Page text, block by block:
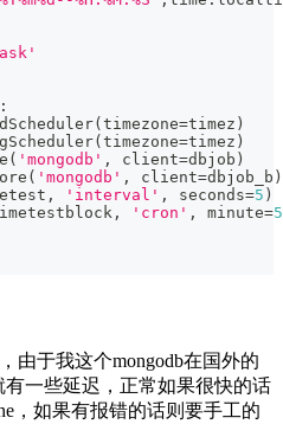
:
( timezone=timez )
( timezone=timez )
( 'mongodb' , client=dbjob )
( 'mongodb' , client=dbjob_b )
, 'interval' , seconds=5 )
, 'cron' , minute=
由于我这个mongodb在国外的
一些延迟，正常如果很快的话
，如果有报错的话则要手工的